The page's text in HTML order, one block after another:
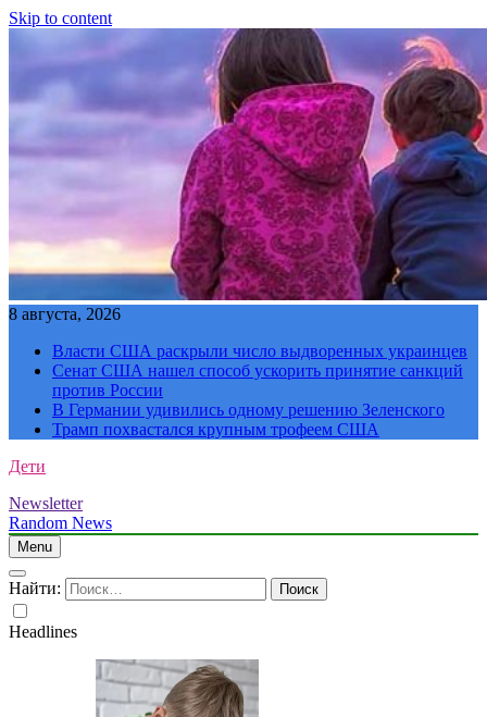
Skip to content
8 августа, 2026
Власти США раскрыли число выдворенных украинцев
Сенат США нашел способ ускорить принятие санкций
против России
В Германии удивились одному решению Зеленского
Трамп похвастался крупным трофеем США
Дети
Newsletter
Random News
Menu
Найти:
Headlines